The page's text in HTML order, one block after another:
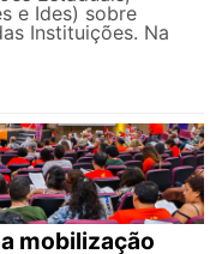
e Ides) sobre
Instituições. Na
mobilização